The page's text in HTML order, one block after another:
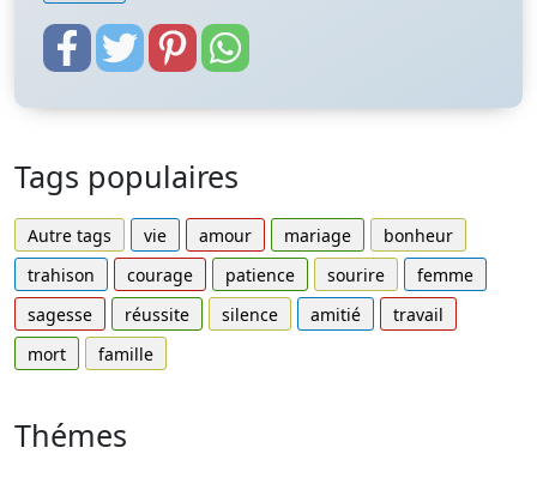
Tags populaires
Autre tags vie amour mariage
bonheur
trahison
courage patience sourire
femme
sagesse
réussite silence amitié
travail
mort
famille
Thémes